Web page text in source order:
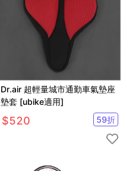
Dr.air 超輕量城市通勤車氣墊座
墊套 [ubike適用]
$520 59折